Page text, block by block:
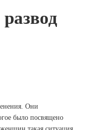
Они
было посвящено